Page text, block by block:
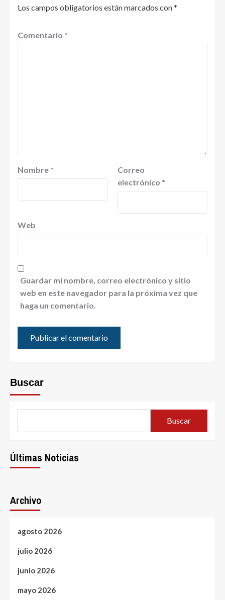
Los campos obligatorios están marcados con*
Comentario *
Nombre *
Correo
electrónico *
Web
Guardar mi nombre, correo electrónico y sitio
web en este navegador para la próxima vez que
haga un comentario.
Buscar
Buscar
Últimas Noticias
Archivo
agosto 2026
julio 2026
junio 2026
mayo 2026